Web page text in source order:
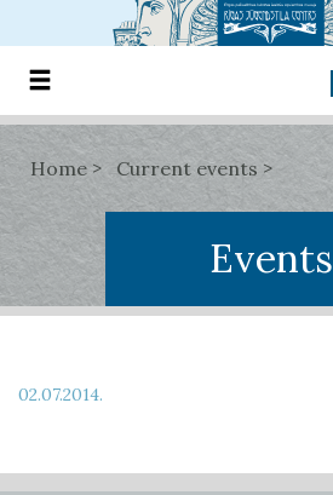
Home Current events
Events
02.07.2014.